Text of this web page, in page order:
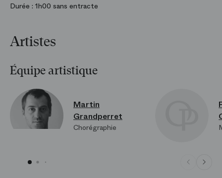
Durée : 1h00 sans entracte
Artistes
Équipe artistique
Martin
Grandperret
Chorégraphie